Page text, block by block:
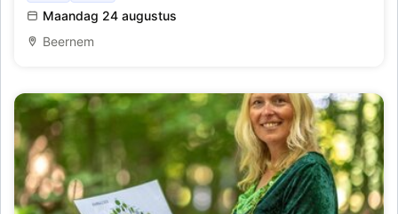
Maandag 24 augustus
Beernem